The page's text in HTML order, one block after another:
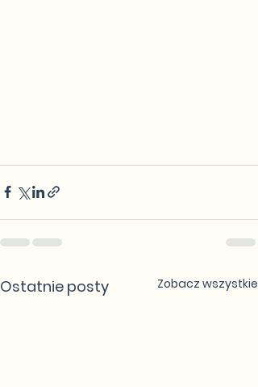
Ostatnie posty Zobacz wszystkie